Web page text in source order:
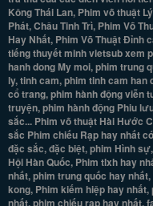
Kông Thái Lan, Phim võ thuật
Phát, Châu Tinh Trì, Phim Võ
Hay Nhất, Phim Võ Thuật Đỉnh
tiếng thuyết minh vietsub xem
hanh dong My moi, phim trung
ly, tinh cam, phim tinh cam han
cổ trang, phim hành động viễn
truyện, phim hành động Phiu
sắc... Phim võ thuật Hài Hước
sắc Phim chiếu Rạp hay nhất
đặc sắc, đặc biệt, phim Hình
Hội Hàn Quốc, Phim tlxh hay
nhất, phim trung quốc hay
kong, Phim kiếm hiệp hay
nhất, phim chiếu rạp hay nhất,